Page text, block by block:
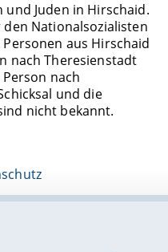
und Juden in Hirschaid.
Nationalsozialisten
aus Hirschaid
nach Theresienstadt
nach
und die
nicht bekannt.